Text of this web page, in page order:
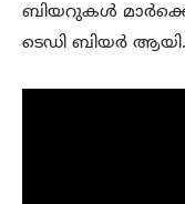
ബിയറുകൾ
ടെഡി ബിയർ ആയി.